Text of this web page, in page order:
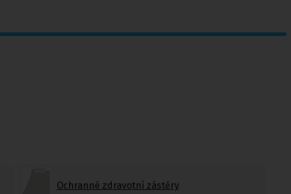
Ochranné zdravotní zástěry